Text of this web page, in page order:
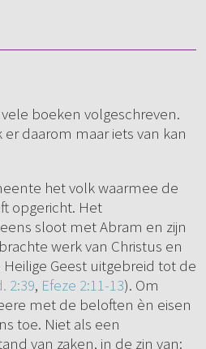
boeken volgeschreven.
daarom maar iets van kan
het volk waarmee de
opgericht. Het
sloot met Abram en zijn
werk van Christus en
Geest uitgebreid tot de
2:39, Efeze 2:11-13). Om
met de beloften èn eisen
toe. Niet als een
van zaken, in de zin van: